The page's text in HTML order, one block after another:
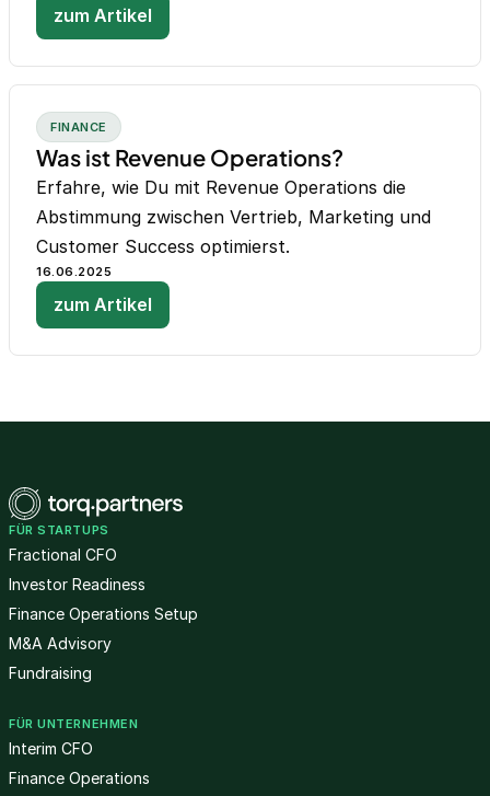
zum Artikel
FINANCE
Was ist Revenue Operations?
Erfahre, wie Du mit Revenue Operations die
Abstimmung zwischen Vertrieb, Marketing und
Customer Success optimierst.
16.06.2025
zum Artikel
FÜR STARTUPS
Fractional CFO
Investor Readiness
Finance Operations Setup
M&A Advisory
Fundraising
FÜR UNTERNEHMEN
Interim CFO
Finance Operations